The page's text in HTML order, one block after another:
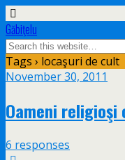
Găbiţelu
Tags › locaşuri de cult
November 30, 2011
Oameni religioşi
6 responses